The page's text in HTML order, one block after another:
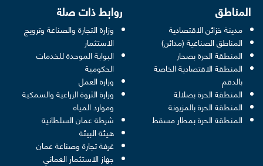
المناطق
مدينة خزائن الاقتصادية
المناطق الصناعية (مدائن)
المنطقة الحرة بصحار
المنطقة الاقتصادية الخاصة
بالدقم
المنطقة الحرة بصلالة
المنطقة الحرة بالمزيونة
المنطقة الحرة بمطار مسقط
روابط ذات صلة
وزارة التجارة والصناعة وترويج
الاستثمار in a new window
البوابة الموحدة للخدمات
الحكوميةin a new window
وزارة العملin a new window
وزارة الثروة الزراعية والسمكية
وموارد المياهin a new window
شرطة عمان السلطانيةwindow
هيئة البيئةin a new window
غرفة تجارة وصناعة عمانwindow
جهاز الاستثمار العمانيwindow